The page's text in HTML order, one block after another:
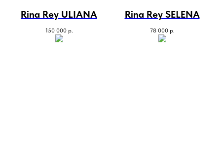
Rina Rey ULIANA
150 000 р.
Rina Rey SELENA
78 000 р.